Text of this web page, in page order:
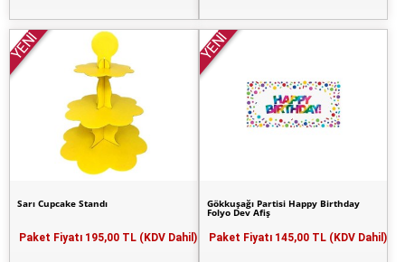
YENİ
Sarı Cupcake Standı
Paket Fiyatı 195,00 TL (KDV Dahil)
YENİ
Gökkuşağı Partisi Happy Birthday
Folyo Dev Afiş
Paket Fiyatı 145,00 TL (KDV Dahil)